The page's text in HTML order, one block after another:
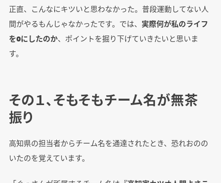
正直、こんなにキツいと思わなかった。普段運動してない人
間がやるもんじゃなかったです。では、 実際何が私のライフ
を0にしたのか、ポイントを掘り下げていきたいと思いま
す。
その１、そもそもチーム名が無茶
振り
高知県の担当者からチーム名を通達されたとき、恐れおのの
いたのを覚えています。